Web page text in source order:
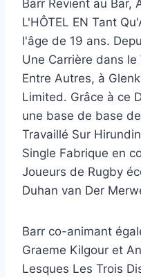
Barr Revient au Bar,
L'HÔTEL EN Tant
l'âge de 19 ans.
Une Carrière dans le
Entre Autres, à
Limited. Grâce à ce
une base de base
Travaillé Sur
Single Fabrique en
Joueurs de Rugby
Duhan van Der
Barr co-animant
Graeme Kilgour et
Lesques Les Trois